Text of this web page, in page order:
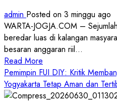
admin Posted on 3 minggu ago
WARTA-JOGJA.COM –
beredar luas di kalangan
besaran anggaran riil...
Read More
more
about
Anggaran
Pemimpin FUI DIY: Kritik
Yogyakarta Tetap Aman dan